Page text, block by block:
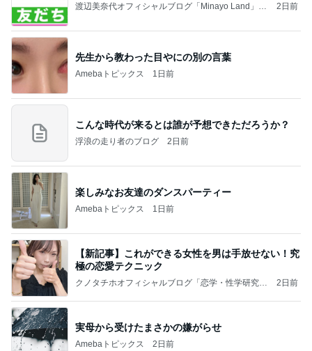
渡辺美奈代オフィシャルブログ「Minayo Land」P
2日前
先生から教わった目やにの別の言葉
Amebaトピックス 1日前
こんな時代が来るとは誰が予想できただろうか？
浮浪の走り者のブログ 2日前
楽しみなお友達のダンスパーティー
Amebaトピックス 1日前
【新記事】これができる女性を男は手放せない！究
極の恋愛テクニック
クノタチホオフィシャルブログ「恋学・性学研究
2日前
実母から受けたまさかの嫌がらせ
Amebaトピックス 2日前